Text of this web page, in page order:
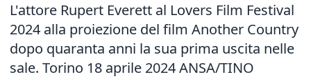
L'attore Rupert Everett al Lovers Film Festival
2024 alla proiezione del film Another Country
dopo quaranta anni la sua prima uscita nelle
sale. Torino 18 aprile 2024 ANSA/TINO